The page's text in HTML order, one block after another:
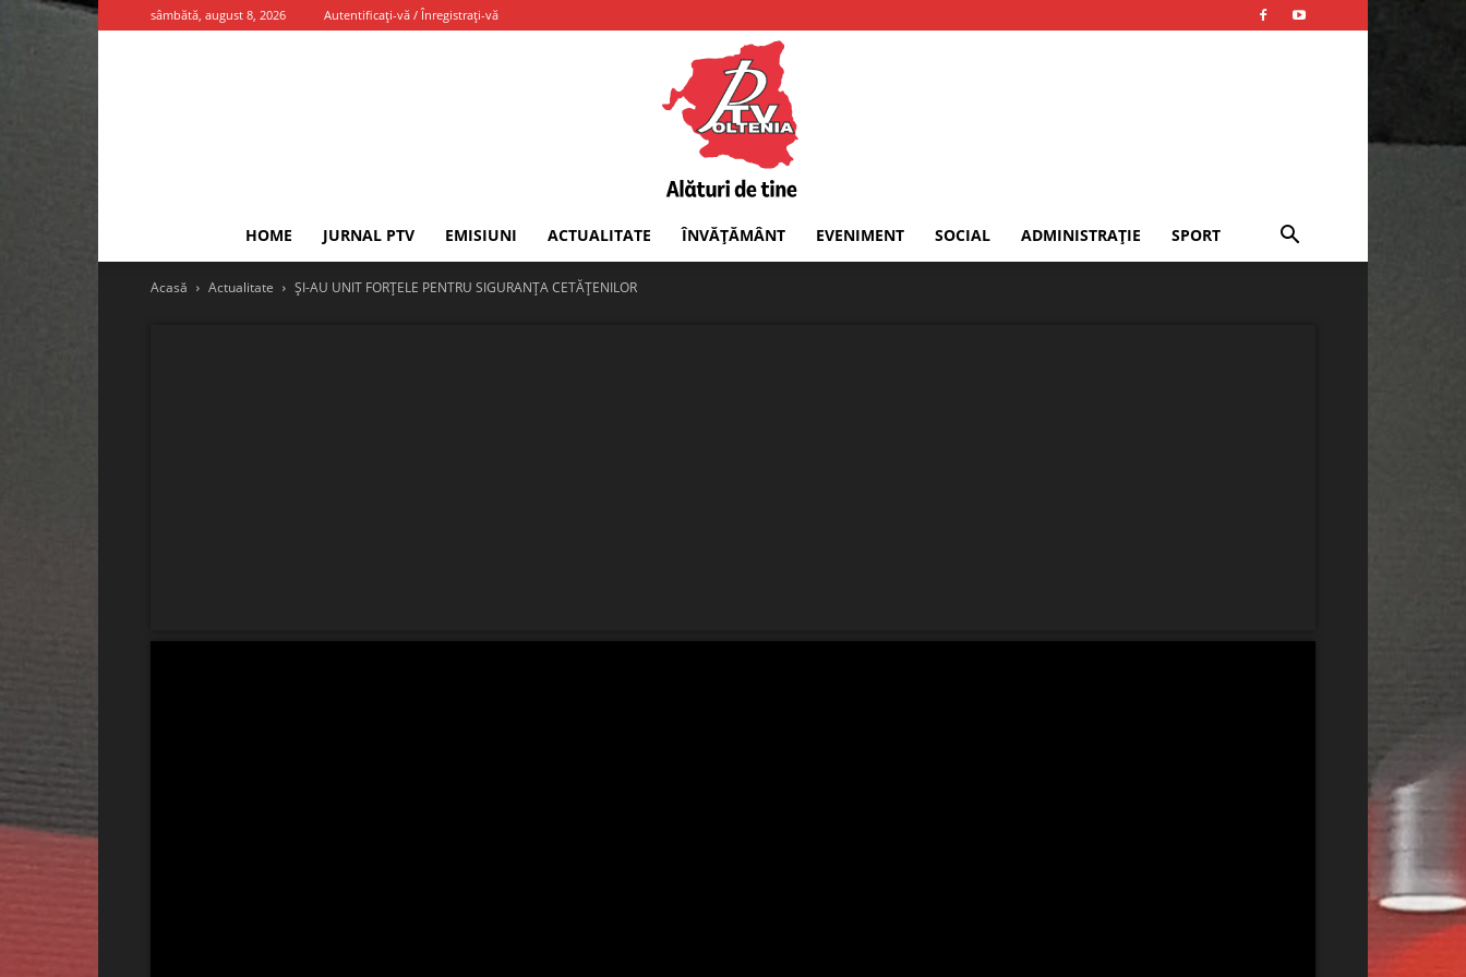
sâmbătă, august 8, 2026 Autentificați-vă / Înregistrați-vă
HOME JURNAL PTV EMISIUNI ACTUALITATE ÎNVĂȚĂMÂNT EVENIMENT SOCIAL ADMINISTRAȚIE SPORT
Acasă Actualitate ȘI-AU UNIT FORȚELE PENTRU SIGURANȚA CETĂȚENILOR